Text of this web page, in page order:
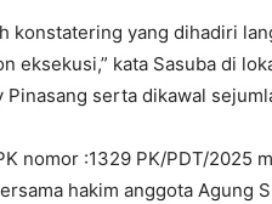
konstatering yang dihadiri
eksekusi,” kata Sasuba di
Pinasang serta dikawal
nomor :1329 PK/PDT/2025
hakim anggota Agung